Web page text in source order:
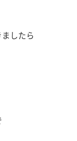
したら